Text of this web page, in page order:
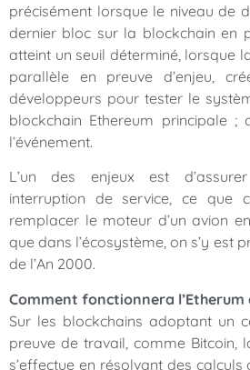
précisément lorsque le niveau de
dernier bloc sur la blockchain en
atteint un seuil déterminé, lorsque
parallèle en preuve d’enjeu,
développeurs pour tester le
blockchain Ethereum principale ;
l’événement.
L’un des enjeux est
interruption de service, ce que
remplacer le moteur d’un avion
que dans l’écosystème, on s’y est
de l’An 2000.
Comment fonctionnera l’Etherum
Sur les blockchains adoptant un
preuve de travail, comme Bitcoin,
s’effectue en résolvant des calculs